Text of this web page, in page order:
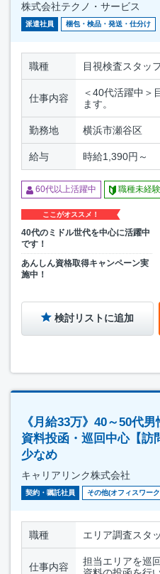
株式会社テクノ・サービス
派遣社員 梱包・検品・発送・仕分け
職種 目視検査スタッ
仕事内容
＜40代活躍中＞
ます。
勤務地 横浜市瀬谷区
給与 時給1,390円～
60代以上活躍中 職種未経
ここがオススメ！
40代のミドル世代を中心に活躍中
です！
あんしん資格取得キャンペーン実
施中！
検討リストに追加
《月給33万》40～50代
資料投函・巡回中心【訪
少なめ
キャリアリンク株式会社
契約・嘱託社員 その他(オフィスワー
職種 エリア調査スタ
仕事内容
担当エリアを巡